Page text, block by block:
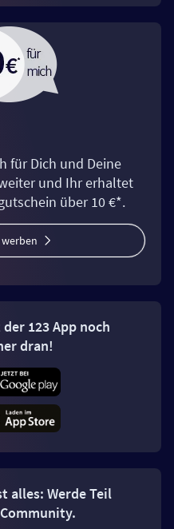
für Dich und Deine
und Ihr erhaltet
über 10 €*.
123 App noch
dran!
alles: Werde Teil